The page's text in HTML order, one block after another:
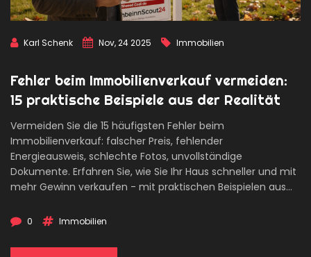
Karl Schenk Nov, 24 2025 Immobilien
Fehler beim Immobilienverkauf vermeiden:
15 praktische Beispiele aus der Realität
Vermeiden Sie die 15 häufigsten Fehler beim
Immobilienverkauf: falscher Preis, fehlender
Energieausweis, schlechte Fotos, unvollständige
Dokumente. Erfahren Sie, wie Sie Ihr Haus schneller und mit
mehr Gewinn verkaufen - mit praktischen Beispielen aus
0 Immobilien